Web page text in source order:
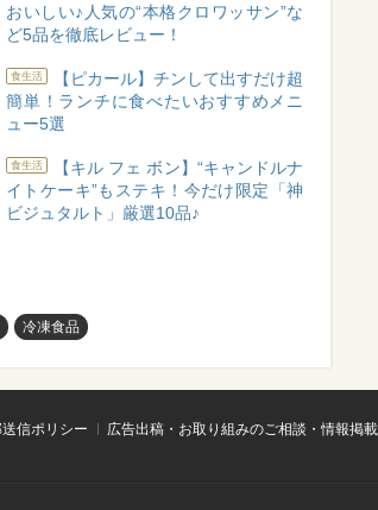
おいしい♪人気の“本格クロワッサン”な
ど5品を徹底レビュー！
食生活
【ピカール】チンして出すだけ超
簡単！ランチに食べたいおすすめメニ
ュー5選
食生活
【キル フェ ボン】“キャンドルナ
イトケーキ”もステキ！今だけ限定「神
ビジュタルト」厳選10品♪
冷凍食品
信ポリシー
広告出稿・お取り組みのご相談・情報掲